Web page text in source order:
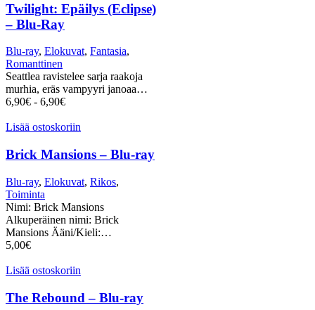
Twilight: Epäilys (Eclipse)
– Blu-Ray
Blu-ray, Elokuvat, Fantasia,
Romanttinen
Seattlea ravistelee sarja raakoja
murhia, eräs vampyyri janoaa…
6,90€ - 6,90€
Lisää ostoskoriin
Brick Mansions – Blu-ray
Blu-ray, Elokuvat, Rikos,
Toiminta
Nimi: Brick Mansions
Alkuperäinen nimi: Brick
Mansions Ääni/Kieli:…
5,00€
Lisää ostoskoriin
The Rebound – Blu-ray